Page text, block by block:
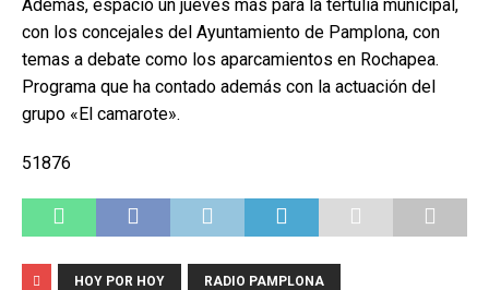
Además, espacio un jueves más para la tertulia municipal,
con los concejales del Ayuntamiento de Pamplona, con
temas a debate como los aparcamientos en Rochapea.
Programa que ha contado además con la actuación del
grupo «El camarote».
51876
HOY POR HOY RADIO PAMPLONA